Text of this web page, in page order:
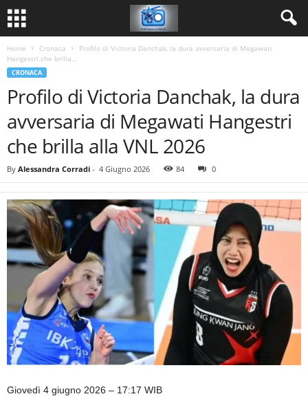
Home Cronaca
Profilo di Victoria Danchak, la dura avversaria di Megawati
Hangestri che brilla...
CRONACA
Profilo di Victoria Danchak, la dura
avversaria di Megawati Hangestri
che brilla alla VNL 2026
By Alessandra Corradi - 4 Giugno 2026 84 0
Giovedì 4 giugno 2026 – 17:17 WIB